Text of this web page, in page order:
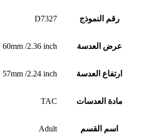
رقم النموذج D7327
عرض العدسة 60mm /2.36 inch
ارتفاع العدسة 57mm /2.24 inch
مادة العدسات TAC
اسم القسم Adult